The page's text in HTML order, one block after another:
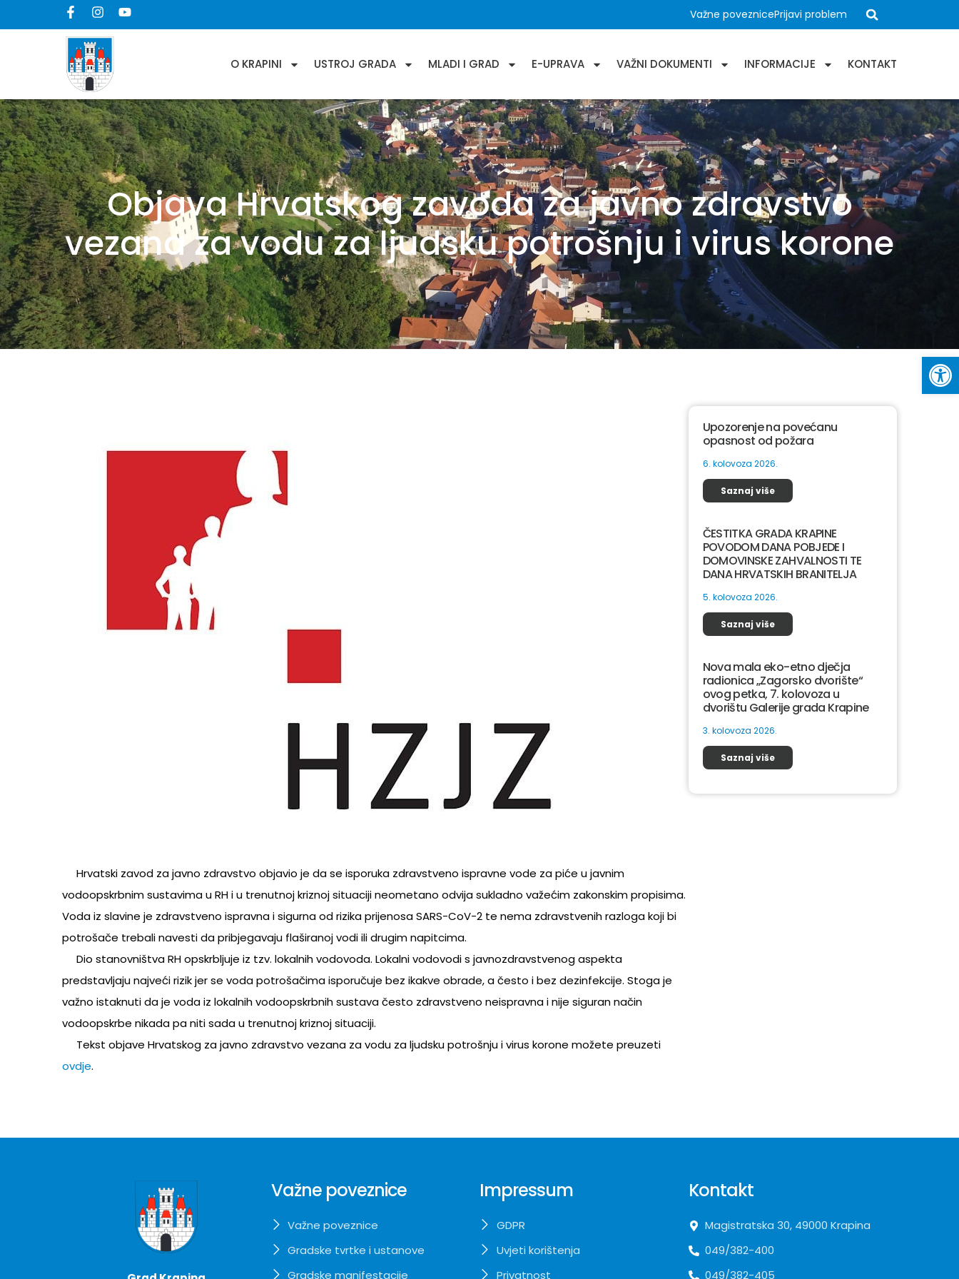
Važne poveznicePrijavi problem
O KRAPINI USTROJ GRADA MLADI I GRAD E-UPRAVA VAŽNI DOKUMENTI INFORMACIJE KONTAKT
Objava Hrvatskog zavoda za javno zdravstvo
vezana za vodu za ljudsku potrošnju i virus korone
Hrvatski zavod za javno zdravstvo objavio je da se isporuka zdravstveno ispravne vode za piće u javnim
vodoopskrbnim sustavima u RH i u trenutnoj kriznoj situaciji neometano odvija sukladno važećim zakonskim propisima.
Voda iz slavine je zdravstveno ispravna i sigurna od rizika prijenosa SARS-CoV-2 te nema zdravstvenih razloga koji bi
potrošače trebali navesti da pribjegavaju flaširanoj vodi ili drugim napitcima.
Dio stanovništva RH opskrbljuje iz tzv. lokalnih vodovoda. Lokalni vodovodi s javnozdravstvenog aspekta
predstavljaju najveći rizik jer se voda potrošačima isporučuje bez ikakve obrade, a često i bez dezinfekcije. Stoga je
važno istaknuti da je voda iz lokalnih vodoopskrbnih sustava često zdravstveno neispravna i nije siguran način
vodoopskrbe nikada pa niti sada u trenutnoj kriznoj situaciji.
Tekst objave Hrvatskog za javno zdravstvo vezana za vodu za ljudsku potrošnju i virus korone možete preuzeti
ovdje.
Upozorenje na povećanu
opasnost od požara
6. kolovoza 2026.
Saznaj više
ČESTITKA GRADA KRAPINE
POVODOM DANA POBJEDE I
DOMOVINSKE ZAHVALNOSTI TE
DANA HRVATSKIH BRANITELJA
5. kolovoza 2026.
Saznaj više
Nova mala eko-etno dječja
radionica „Zagorsko dvorište“
ovog petka, 7. kolovoza u
dvorištu Galerije grada Krapine
3. kolovoza 2026.
Saznaj više
Važne poveznice
Važne poveznice
Gradske tvrtke i ustanove
Gradske manifestacije
Impressum
GDPR
Uvjeti korištenja
Privatnost
Kontakt
Magistratska 30, 49000 Krapina
049/382-400
049/382-405